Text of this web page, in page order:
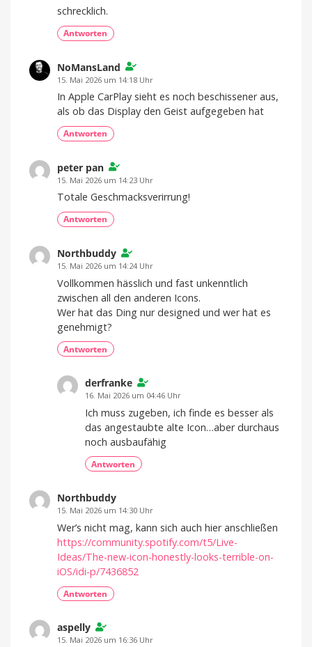
schrecklich.
Antworten
NoMansLand
15. Mai 2026 um 14:18 Uhr
In Apple CarPlay sieht es noch beschissener aus,
als ob das Display den Geist aufgegeben hat
Antworten
peter pan
15. Mai 2026 um 14:23 Uhr
Totale Geschmacksverirrung!
Antworten
Northbuddy
15. Mai 2026 um 14:24 Uhr
Vollkommen hässlich und fast unkenntlich
zwischen all den anderen Icons.
Wer hat das Ding nur designed und wer hat es
genehmigt?
Antworten
derfranke
16. Mai 2026 um 04:46 Uhr
Ich muss zugeben, ich finde es besser als
das angestaubte alte Icon…aber durchaus
noch ausbaufähig
Antworten
Northbuddy
15. Mai 2026 um 14:30 Uhr
Wer’s nicht mag, kann sich auch hier anschließen
https://community.spotify.com/t5/Live-
Ideas/The-new-icon-honestly-looks-terrible-on-
iOS/idi-p/7436852
Antworten
aspelly
15. Mai 2026 um 16:36 Uhr